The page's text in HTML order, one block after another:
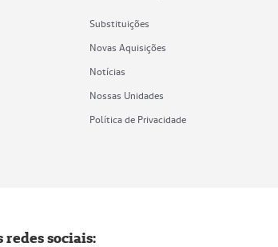
Substituições
Novas Aquisições
Notícias
Nossas Unidades
Política de Privacidade
redes sociais: